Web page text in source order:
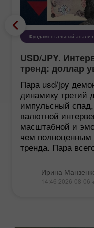
Фундаментальный анализ
USD/JPY.
тренд: доллар
утраченные
Пара usd/jpy
динамику третий
импульсный
валютной
масштабной и
чем полноценным
тренда. Пара
Ирина
14:46 2026-08-06